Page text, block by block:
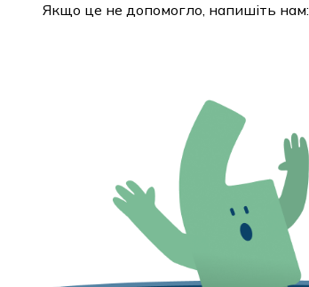
Якщо це не допомогло, напишіть нам: